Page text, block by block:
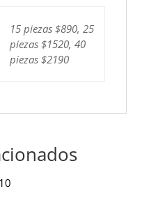
15 piezas $890, 25
piezas $1520, 40
piezas $2190